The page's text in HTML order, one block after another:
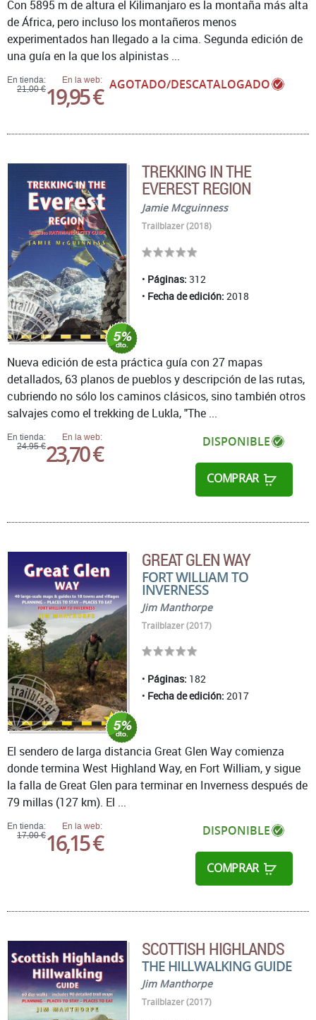
En tienda:
21,00 €
En la web:
19,95 € AGOTADO/DESCATALOGADO
Con 5895 m de altura el Kilimanjaro es la montaña más alta
de África, pero incluso los montañeros menos
experimentados han llegado a la cima. Segunda edición de
una guía en la que los alpinistas ...
TREKKING IN THE
EVEREST REGION
Jamie Mcguinness
Trailblazer (2018)
Páginas: 312
Fecha de edición: 2018
En tienda:
24,95 €
En la web:
23,70 € DISPONIBLE
COMPRAR
Nueva edición de esta práctica guía con 27 mapas
detallados, 63 planos de pueblos y descripción de las rutas,
cubriendo no sólo los caminos clásicos, sino también otros
salvajes como el trekking de Lukla, "The ...
GREAT GLEN WAY
FORT WILLIAM TO
INVERNESS
Jim Manthorpe
Trailblazer (2017)
Páginas: 182
Fecha de edición: 2017
En tienda:
17,00 €
En la web:
16,15 € DISPONIBLE
COMPRAR
El sendero de larga distancia Great Glen Way comienza
donde termina West Highland Way, en Fort William, y sigue
la falla de Great Glen para terminar en Inverness después de
79 millas (127 km). El ...
SCOTTISH HIGHLANDS
THE HILLWALKING GUIDE
Jim Manthorpe
Trailblazer (2017)